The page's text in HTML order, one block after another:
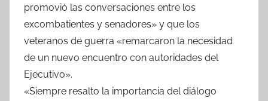
promovió las conversaciones entre los
excombatientes y senadores» y que los
veteranos de guerra «remarcaron la necesidad
de un nuevo encuentro con autoridades del
Ejecutivo».
«Siempre resalto la importancia del diálogo